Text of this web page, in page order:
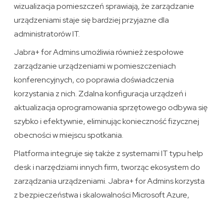
wizualizacja pomieszczeń sprawiają, że zarządzanie
urządzeniami staje się bardziej przyjazne dla
administratorów IT.
Jabra+ for Admins umożliwia również zespołowe
zarządzanie urządzeniami w pomieszczeniach
konferencyjnych, co poprawia doświadczenia
korzystania z nich. Zdalna konfiguracja urządzeń i
aktualizacja oprogramowania sprzętowego odbywa się
szybko i efektywnie, eliminując konieczność fizycznej
obecności w miejscu spotkania.
Platforma integruje się także z systemami IT typu help
desk i narzędziami innych firm, tworząc ekosystem do
zarządzania urządzeniami. Jabra+ for Admins korzysta
z bezpieczeństwa i skalowalności Microsoft Azure,